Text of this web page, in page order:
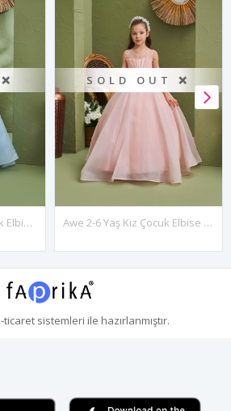
Sylva 7-11 Yaş Kız Çocuk Elbise 30134 Bebe Mavi
SOLD OUT ❌
Awe 2-6 Yaş Kız Çocuk Elbise 20166 Somon
ticaretsistemleri ile hazırlanmıştır.